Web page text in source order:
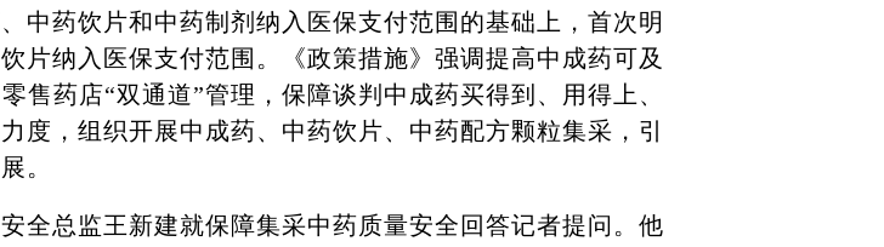
中药饮片和中药制剂纳入医保支付范围的基础上，首次明
片纳入医保支付范围。《政策措施》强调提高中成药可及
售药店“双通道”管理，保障谈判中成药买得到、用得上、
度，组织开展中成药、中药饮片、中药配方颗粒集采，引
。
总监王新建就保障集采中药质量安全回答记者提问。他